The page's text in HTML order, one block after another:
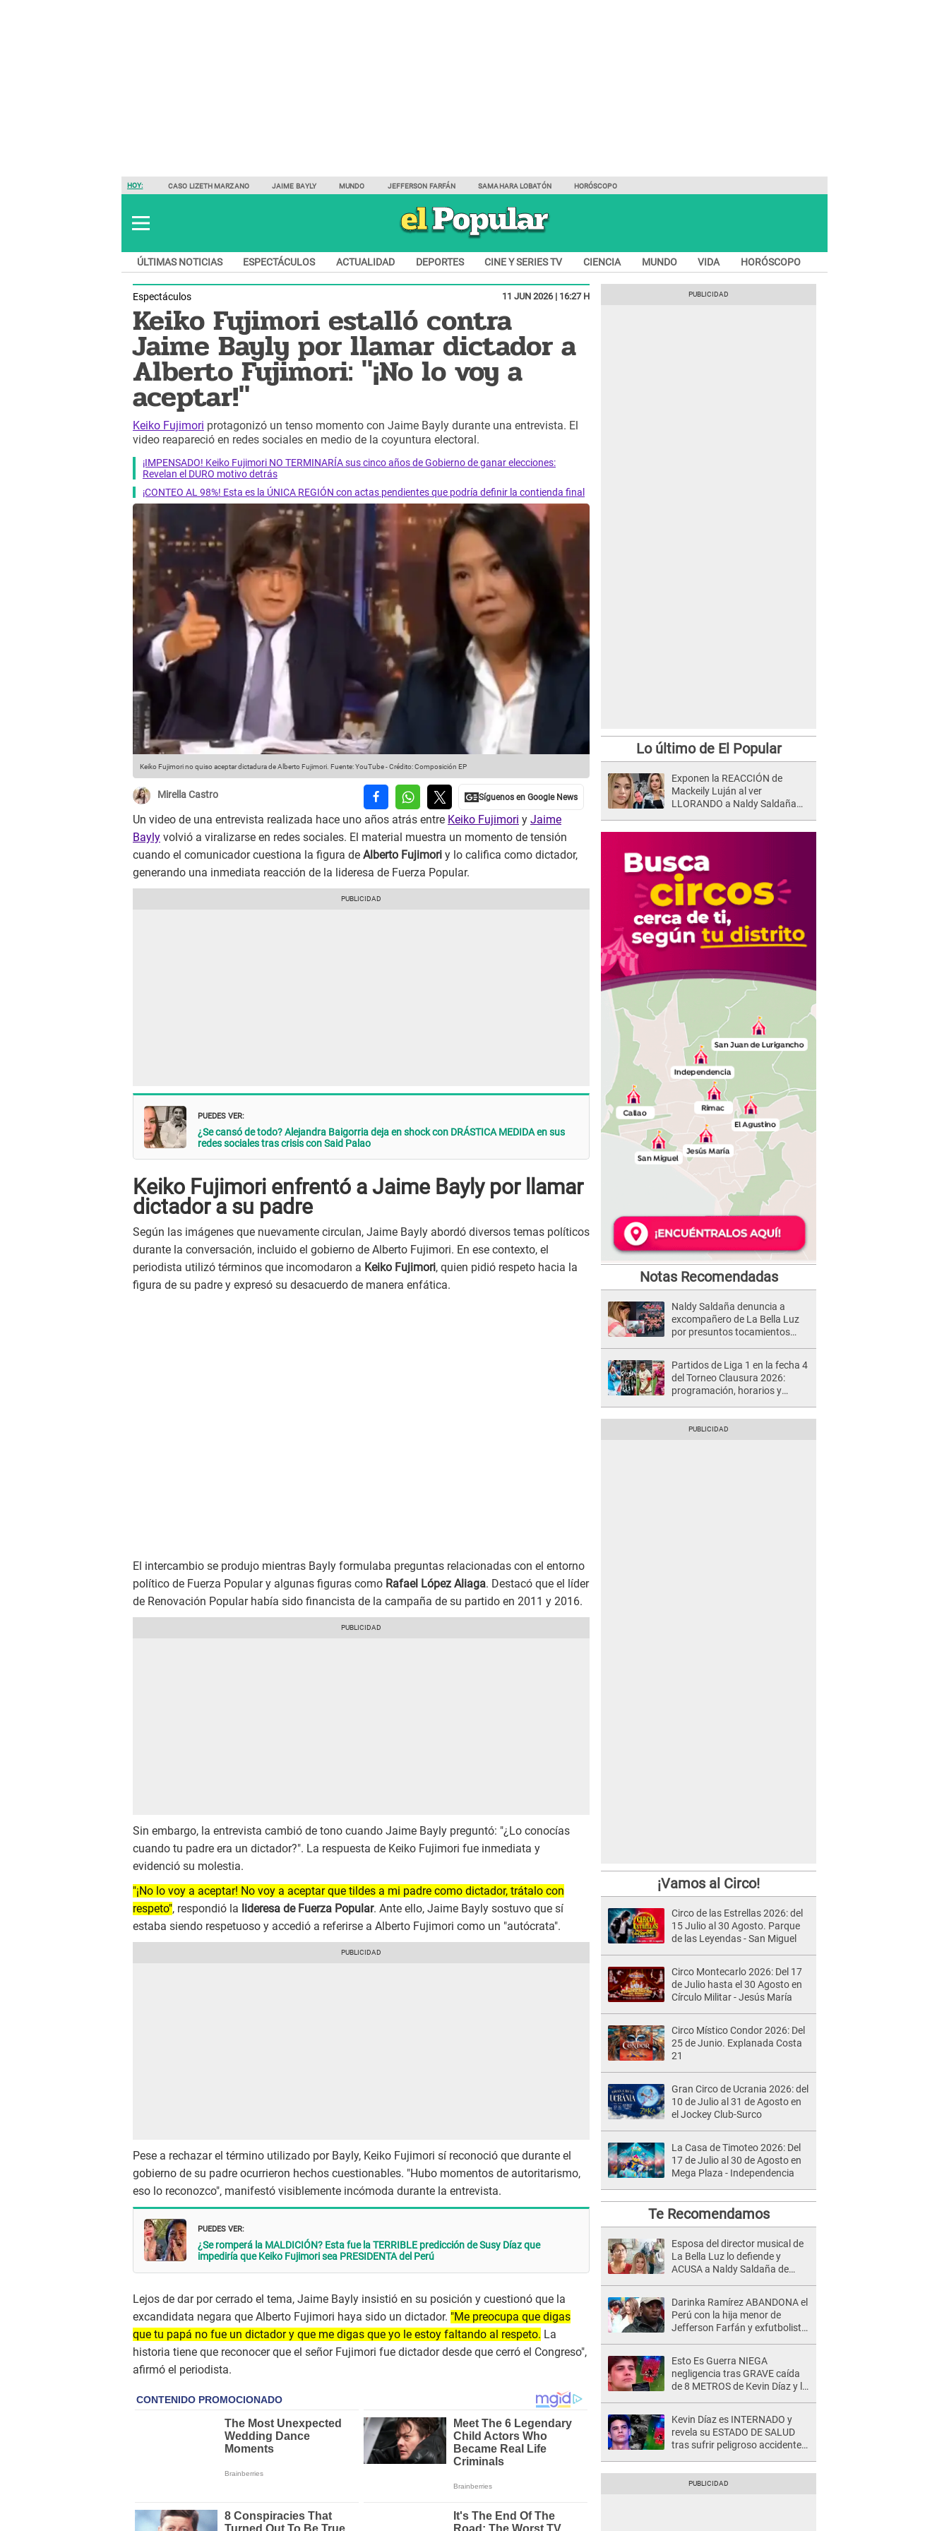
HOY: CASO LIZETH MARZANO JAIME BAYLY MUNDO JEFFERSON FARFÁN SAMAHARA LOBATÓN HORÓSCOPO
ÚLTIMAS NOTICIAS ESPECTÁCULOS ACTUALIDAD DEPORTES CINE Y SERIES TV CIENCIA MUNDO VIDA HORÓSCOPO
Espectáculos 11 JUN 2026 | 16:27 H
Keiko Fujimori estalló contra
Jaime Bayly por llamar dictador a
Alberto Fujimori: "¡No lo voy a
aceptar!"
Keiko Fujimori protagonizó un tenso momento con Jaime Bayly durante una entrevista. El
video reapareció en redes sociales en medio de la coyuntura electoral.
¡IMPENSADO! Keiko Fujimori NO TERMINARÍA sus cinco años de Gobierno de ganar elecciones:
Revelan el DURO motivo detrás
¡CONTEO AL 98%! Esta es la ÚNICA REGIÓN con actas pendientes que podría definir la contienda final
Keiko Fujimori no quiso aceptar dictadura de Alberto Fujimori. Fuente: YouTube-Crédito: Composición EP
Mirella Castro
Un video de una entrevista realizada hace uno años atrás entre Keiko Fujimori y Jaime
Bayly volvió a viralizarse en redes sociales. El material muestra un momento de tensión
cuando el comunicador cuestiona la figura de Alberto Fujimori y lo califica como dictador,
generando una inmediata reacción de la lideresa de Fuerza Popular.
PUEDES VER:
¿Se cansó de todo? Alejandra Baigorria deja en shock con DRÁSTICA MEDIDA en sus
redes sociales tras crisis con Said Palao
Keiko Fujimori enfrentó a Jaime Bayly por llamar
dictador a su padre
Según las imágenes que nuevamente circulan, Jaime Bayly abordó diversos temas políticos
durante la conversación, incluido el gobierno de Alberto Fujimori. En ese contexto, el
periodista utilizó términos que incomodaron a Keiko Fujimori, quien pidió respeto hacia la
figura de su padre y expresó su desacuerdo de manera enfática.
El intercambio se produjo mientras Bayly formulaba preguntas relacionadas con el entorno
político de Fuerza Popular y algunas figuras como Rafael López Aliaga. Destacó que el líder
de Renovación Popular había sido financista de la campaña de su partido en 2011 y 2016.
Sin embargo, la entrevista cambió de tono cuando Jaime Bayly preguntó: "¿Lo conocías
cuando tu padre era un dictador?". La respuesta de Keiko Fujimori fue inmediata y
evidenció su molestia.
"¡No lo voy a aceptar! No voy a aceptar que tildes a mi padre como dictador, trátalo con
respeto", respondió la lideresa de Fuerza Popular. Ante ello, Jaime Bayly sostuvo que sí
estaba siendo respetuoso y accedió a referirse a Alberto Fujimori como un "autócrata".
Pese a rechazar el término utilizado por Bayly, Keiko Fujimori sí reconoció que durante el
gobierno de su padre ocurrieron hechos cuestionables. "Hubo momentos de autoritarismo,
eso lo reconozco", manifestó visiblemente incómoda durante la entrevista.
PUEDES VER:
¿Se romperá la MALDICIÓN? Esta fue la TERRIBLE predicción de Susy Díaz que
impediría que Keiko Fujimori sea PRESIDENTA del Perú
Lejos de dar por cerrado el tema, Jaime Bayly insistió en su posición y cuestionó que la
excandidata negara que Alberto Fujimori haya sido un dictador. "Me preocupa que digas
que tu papá no fue un dictador y que me digas que yo le estoy faltando al respeto. La
historia tiene que reconocer que el señor Fujimori fue dictador desde que cerró el Congreso",
afirmó el periodista.
Lo último de El Popular
Exponen la REACCIÓN de
Mackeily Luján al ver
LLORANDO a Naldy Saldaña
Notas Recomendadas
Naldy Saldaña denuncia a
excompañero de La Bella Luz
por presuntos tocamientos
Partidos de Liga 1 en la fecha 4
del Torneo Clausura 2026:
programación, horarios y
¡Vamos al Circo!
Circo de las Estrellas 2026: del
15 Julio al 30 Agosto. Parque
de las Leyendas - San Miguel
Circo Montecarlo 2026: Del 17
de Julio hasta el 30 Agosto en
Círculo Militar - Jesús María
Circo Místico Condor 2026: Del
25 de Junio. Explanada Costa
21
Gran Circo de Ucrania 2026: del
10 de Julio al 31 de Agosto en
el Jockey Club-Surco
La Casa de Timoteo 2026: Del
17 de Julio al 30 de Agosto en
Mega Plaza - Independencia
Te Recomendamos
Esposa del director musical de
La Bella Luz lo defiende y
ACUSA a Naldy Saldaña de
Darinka Ramírez ABANDONA el
Perú con la hija menor de
Jefferson Farfán y exfutbolista
Esto Es Guerra NIEGA
negligencia tras GRAVE caída
de 8 METROS de Kevin Díaz y lo
Kevin Díaz es INTERNADO y
revela su ESTADO DE SALUD
tras sufrir peligroso accidente